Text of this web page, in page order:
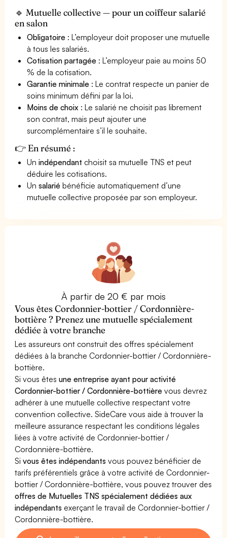
🔹 Mutuelle collective — pour un coiffeur salarié
en salon
Obligatoire : L’employeur doit proposer une mutuelle
à tous les salariés.
Cotisation partagée : L’employeur paie au moins 50
% de la cotisation.
Garantie minimale : Le contrat respecte un panier de
soins minimum défini par la loi.
Moins de choix : Le salarié ne choisit pas librement
son contrat, mais peut ajouter une
surcomplémentaire s’il le souhaite.
👉 En résumé :
Unindépendant choisit sa mutuelle TNS et peut
déduire les cotisations.
Unsalarié bénéficie automatiquement d’une
mutuelle collective proposée par son employeur.
À partir de 20 € par mois
Vous êtes Cordonnier-bottier / Cordonnière-
bottière ? Prenez une mutuelle spécialement
dédiée à votre branche
Les assureurs ont construit des offres spécialement
dédiées à la branche Cordonnier-bottier / Cordonnière-
bottière.
Si vous êtesune entreprise ayant pour activité
Cordonnier-bottier / Cordonnière-bottière vous devrez
adhérer à une mutuelle collective respectant votre
convention collective. SideCare vous aide à trouver la
meilleure assurance respectant les conditions légales
liées à votre activité de Cordonnier-bottier /
Cordonnière-bottière.
Sivous êtes indépendants vous pouvez bénéficier de
tarifs préférentiels grâce à votre activité de Cordonnier-
bottier / Cordonnière-bottière, vous pouvez trouver des
offres de Mutuelles TNS spécialement dédiées aux
indépendants exerçant le travail de Cordonnier-bottier /
Cordonnière-bottière.